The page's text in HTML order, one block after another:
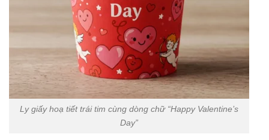
Ly giấy hoạ tiết trái tim cùng dòng chữ “Happy Valentine’s
Day”